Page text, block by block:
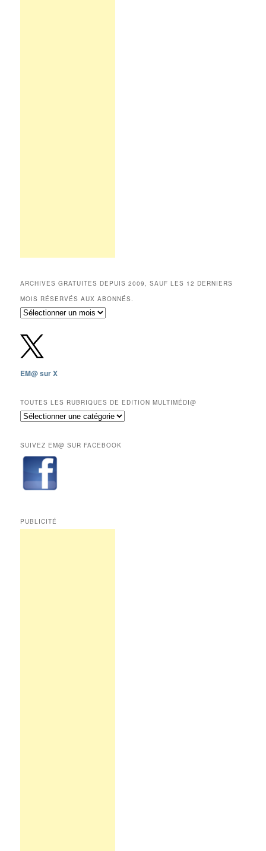
ARCHIVES GRATUITES DEPUIS 2009, SAUF LES 12 DERNIERS
MOIS RÉSERVÉS AUX ABONNÉS.
Archives
depuis
2009,
sauf
12
mois
réservés
aux
EM@ sur X
TOUTES LES RUBRIQUES DE EDITION MULTIMÉDI@
Toutes
de
Edition
Multimédi@
SUIVEZ EM@ SUR FACEBOOK
PUBLICITÉ